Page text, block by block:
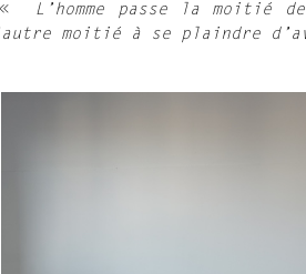
«
L’homme passe la moitié
moitié à se plaindre